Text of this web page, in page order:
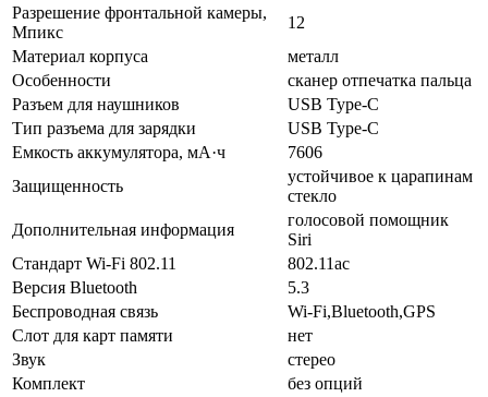
Разрешение фронтальной камеры,
Мпикс
12
Материал корпуса
металл
Особенности
cканер отпечатка пальца
Разъем для наушников
USB Type-C
Тип разъема для зарядки
USB Type-C
Емкость аккумулятора, мА·ч
7606
Защищенность
устойчивое к царапинам
стекло
Дополнительная информация
голосовой помощник
Siri
Стандарт Wi-Fi 802.11
802.11ac
Версия Bluetooth
5.3
Беспроводная связь
Wi-Fi,Bluetooth,GPS
Слот для карт памяти
нет
Звук
стерео
Комплект
без опций